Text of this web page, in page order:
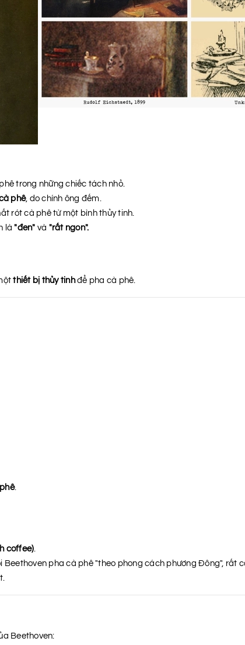
trong những chiếc tách nhỏ.
phê, do chính ông đếm.
rót cà phê từ một bình thủy tinh.
là"đen" và "rất ngon".
thiết bị thủy tinhđể pha cà phê.
.
coffee).
pha cà phê "theo phong cách phương Đông", rất
Beethoven: